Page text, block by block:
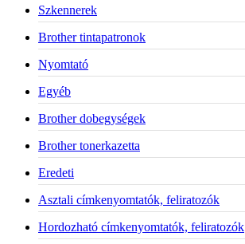
Szkennerek
Brother tintapatronok
Nyomtató
Egyéb
Brother dobegységek
Brother tonerkazetta
Eredeti
Asztali címkenyomtatók, feliratozók
Hordozható címkenyomtatók, feliratozók